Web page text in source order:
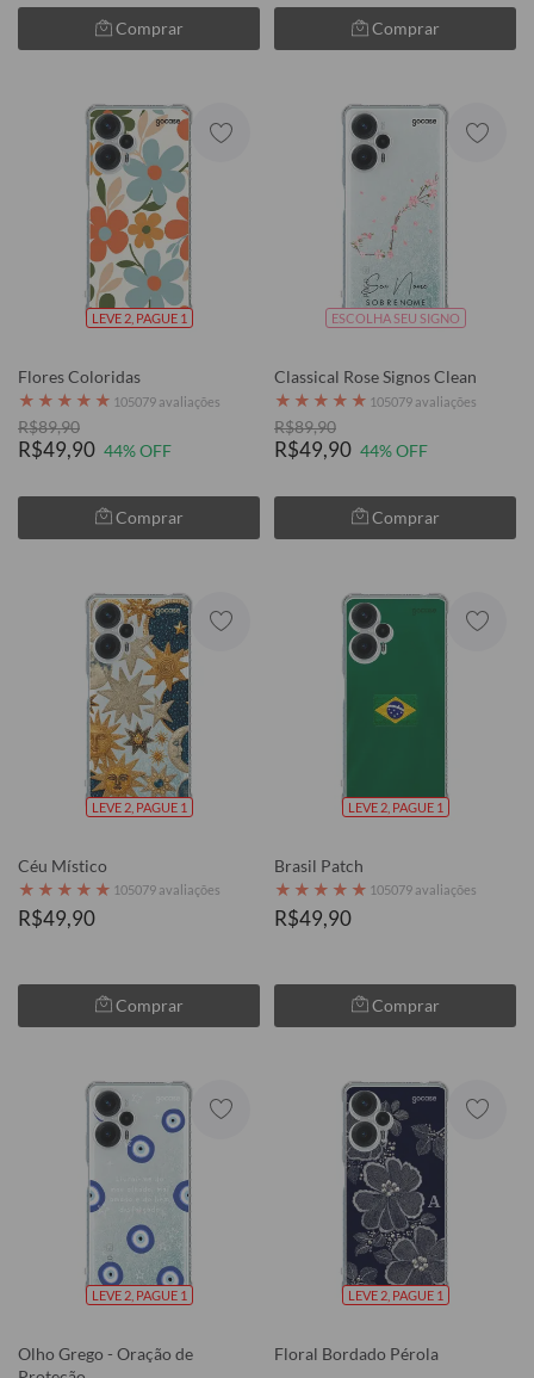
Comprar Comprar
LEVE 2, PAGUE 1
Flores Coloridas
★ ★ ★ ★ ★ 105079 avaliações
R$89,90
R$49,90 44% OFF
Comprar
ESCOLHA SEU SIGNO
Classical Rose Signos Clean
★ ★ ★ ★ ★ 105079 avaliações
R$89,90
R$49,90 44% OFF
Comprar
LEVE 2, PAGUE 1
Céu Místico
★ ★ ★ ★ ★ 105079 avaliações
R$49,90
Comprar
LEVE 2, PAGUE 1
Brasil Patch
★ ★ ★ ★ ★ 105079 avaliações
R$49,90
Comprar
LEVE 2, PAGUE 1
Olho Grego - Oração de
LEVE 2, PAGUE 1
Floral Bordado Pérola